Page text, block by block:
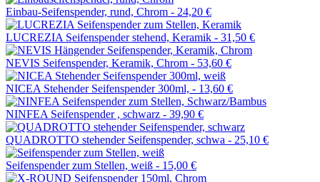
Einbau-Seifenspender, rund, Chrom - 24,20 €
LUCREZIA Seifenspender stehend, Keramik - 31,50 €
NEVIS Seifenspender, Keramik, Chrom - 53,60 €
NICEA Stehender Seifenspender 300ml, - 13,60 €
NINFEA Seifenspender , schwarz - 39,90 €
QUADROTTO stehender Seifenspender, schwa - 25,10 €
Seifenspender zum Stellen, weiß - 15,00 €